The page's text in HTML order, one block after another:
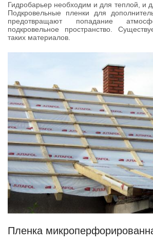
Гидробарьер необходим и для теплой, и
Подкровельные пленки для
предотвращают попадание
подкровельное пространство.
таких материалов.
Пленка